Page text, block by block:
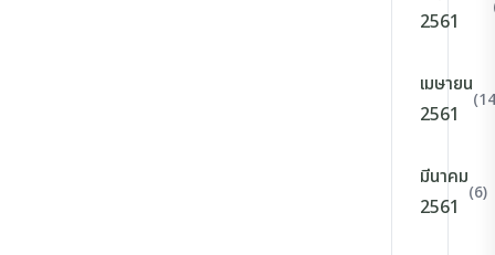
2561
เมษายน
2561
มีนาคม
2561
(6)